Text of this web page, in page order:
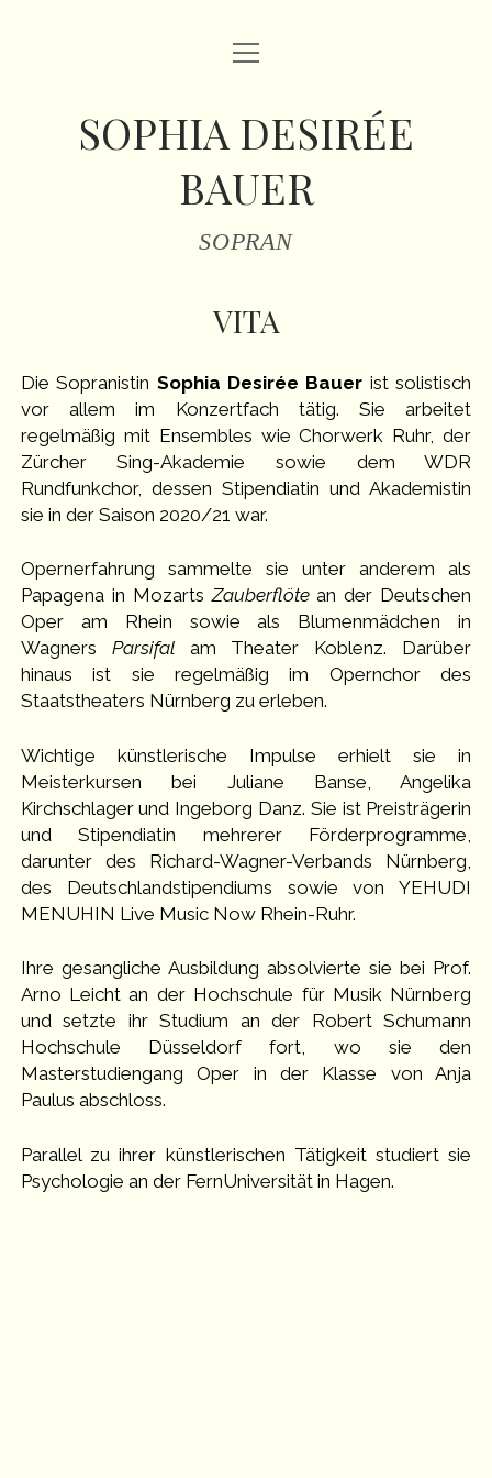
HOME
TERMINE Menü
VERGANGENE TERMINE (AUSWAHL)
MEDIA Menü
FOTO
IMPRESSUM
facebookinstagram
email
Menü
öffnen
SOPHIA DESIRÉE
BAUER
SOPRAN
VITA
Die Sopranistin Sophia Desirée Bauer ist solistisch
vor allem im Konzertfach tätig. Sie arbeitet
regelmäßig mit Ensembles wie Chorwerk Ruhr, der
Zürcher Sing-Akademie sowie dem WDR
Rundfunkchor, dessen Stipendiatin und Akademistin
sie in der Saison 2020/21 war.
Opernerfahrung sammelte sie unter anderem als
Papagena in Mozarts Zauberflöte an der Deutschen
Oper am Rhein sowie als Blumenmädchen in
Wagners
Parsifal
am Theater Koblenz. Darüber
hinaus ist sie regelmäßig im Opernchor des
Staatstheaters Nürnberg zu erleben.
Wichtige künstlerische Impulse erhielt sie in
Meisterkursen bei Juliane Banse, Angelika
Kirchschlager und Ingeborg Danz. Sie ist Preisträgerin
und Stipendiatin mehrerer Förderprogramme,
darunter des Richard-Wagner-Verbands Nürnberg,
des Deutschlandstipendiums sowie von YEHUDI
MENUHIN Live Music Now Rhein-Ruhr.
Ihre gesangliche Ausbildung absolvierte sie bei Prof.
Arno Leicht an der Hochschule für Musik Nürnberg
und setzte ihr Studium an der Robert Schumann
Hochschule Düsseldorf fort, wo sie den
Masterstudiengang Oper in der Klasse von Anja
Paulus abschloss.
Parallel zu ihrer künstlerischen Tätigkeit studiert sie
Psychologie an der FernUniversität in Hagen.